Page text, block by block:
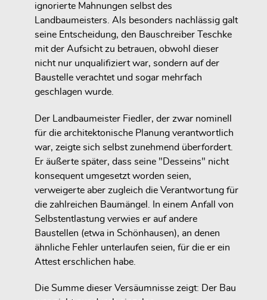
ignorierte Mahnungen selbst des
Landbaumeisters. Als besonders nachlässig galt
seine Entscheidung, den Bauschreiber Teschke
mit der Aufsicht zu betrauen, obwohl dieser
nicht nur unqualifiziert war, sondern auf der
Baustelle verachtet und sogar mehrfach
geschlagen wurde.
Der Landbaumeister Fiedler, der zwar nominell
für die architektonische Planung verantwortlich
war, zeigte sich selbst zunehmend überfordert.
Er äußerte später, dass seine "Desseins" nicht
konsequent umgesetzt worden seien,
verweigerte aber zugleich die Verantwortung für
die zahlreichen Baumängel. In einem Anfall von
Selbstentlastung verwies er auf andere
Baustellen (etwa in Schönhausen), an denen
ähnliche Fehler unterlaufen seien, für die er ein
Attest erschlichen habe.
Die Summe dieser Versäumnisse zeigt: Der Bau